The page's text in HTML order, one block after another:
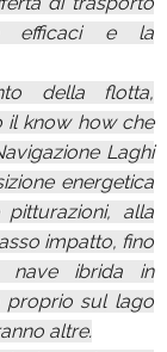
efficaci e la
della flotta,
il know how che
Laghi
energetica
alla
impatto, fino
nave ibrida in
proprio sul lago
altre.